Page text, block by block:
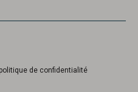
de confidentialité